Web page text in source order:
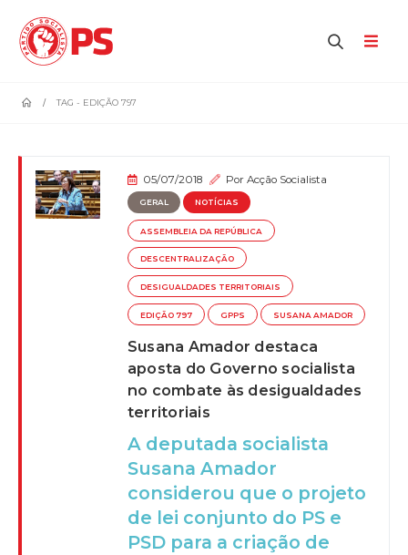
TAG - EDIÇÃO 797
05/07/2018 PorAcção Socialista
GERAL NOTÍCIAS
ASSEMBLEIA DA REPÚBLICA
DESCENTRALIZAÇÃO
DESIGUALDADES TERRITORIAIS
EDIÇÃO 797 GPPS SUSANA AMADOR
Susana Amador destaca
aposta do Governo socialista
no combate às desigualdades
territoriais
A deputada socialista
Susana Amador
considerou que o projeto
de lei conjunto do PS e
PSD para a criação de